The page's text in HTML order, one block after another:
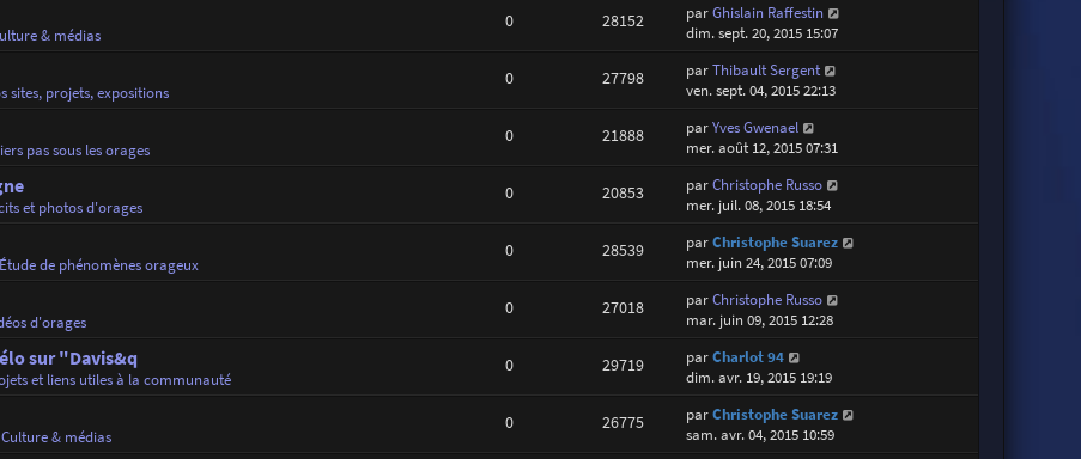
& médias
0 28152 parGhislain Raffestin
dim. sept. 20, 2015 15:07
sites, projets, expositions
0 27798 parThibault Sergent
ven. sept. 04, 2015 22:13
pas sous les orages
0 21888 parYves Gwenael
mer. août 12, 2015 07:31
et photos d'orages
0 20853 parChristophe Russo
mer. juil. 08, 2015 18:54
Étude de phénomènes orageux
0 28539 parChristophe Suarez
mer. juin 24, 2015 07:09
d'orages
0 27018 parChristophe Russo
mar. juin 09, 2015 12:28
sur "Davis&q
et liens utiles à la communauté
0 29719 parCharlot 94
dim. avr. 19, 2015 19:19
Culture & médias
0 26775 parChristophe Suarez
sam. avr. 04, 2015 10:59